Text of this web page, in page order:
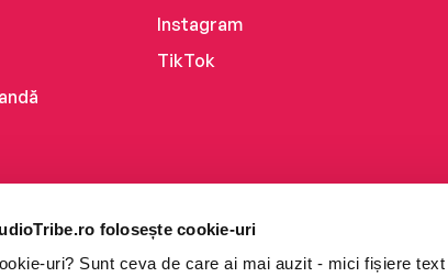
folosește cookie-uri
uri? Sunt ceva de care ai mai auzit - mici fișiere
Instagram
TikTok